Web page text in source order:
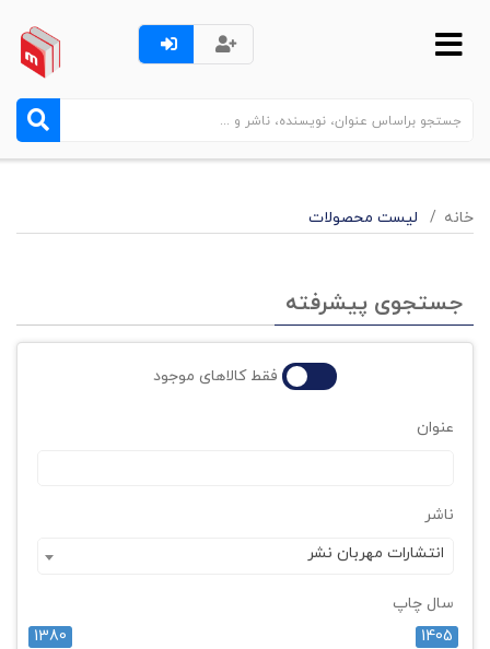
خانه لیست محصولات
جستجوی پیشرفته
فقط کالاهای موجود
عنوان
ناشر
انتشارات مهربان نشر
سال چاپ
1380
1405